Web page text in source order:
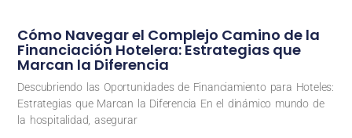
Cómo Navegar el Complejo Camino de la
Financiación Hotelera: Estrategias que
Marcan la Diferencia
Descubriendo las Oportunidades de Financiamiento para Hoteles:
Estrategias que Marcan la Diferencia En el dinámico mundo de
la hospitalidad, asegurar